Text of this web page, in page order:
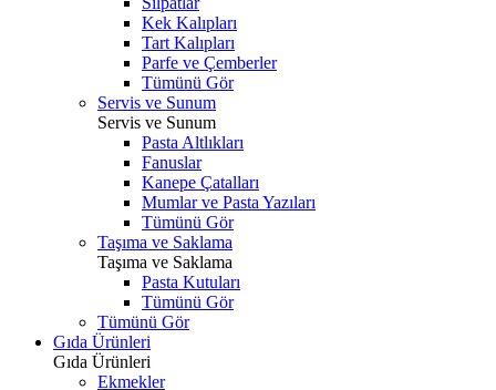
Kek Kalıpları
Tart Kalıpları
Parfe ve Çemberler
Tümünü Gör
Servis ve Sunum
Servis ve Sunum
Pasta Altlıkları
Fanuslar
Kanepe Çatalları
Mumlar ve Pasta Yazıları
Tümünü Gör
Taşıma ve Saklama
Taşıma ve Saklama
Pasta Kutuları
Tümünü Gör
Tümünü Gör
Gıda Ürünleri
Gıda Ürünleri
Ekmekler